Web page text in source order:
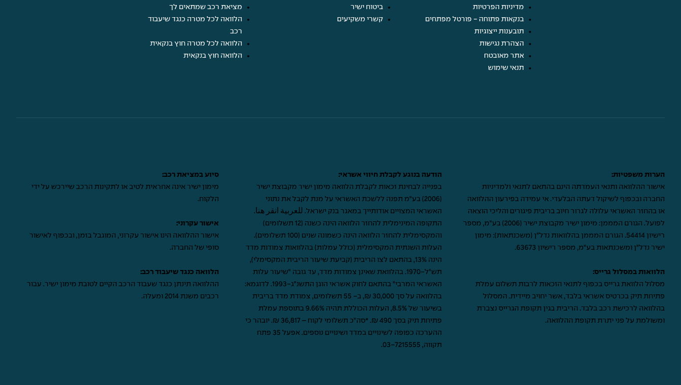
מדיניות הפרטיות
בנקאות פתוחה - פורטל מפתחים
תובענות ייצוגיות
הצהרת נגישות
אתר מאובטח
תנאי שימוש
ביטוח ישיר
קשרי משקיעים
מציאת רכב שמתאים לך
הלוואה לכל מטרה כנגד שיעבוד
רכב
הלוואה לכל מטרה חוץ בנקאית
הלוואה חוץ בנקאית
הערות משפטיות:
אישור ההלוואה ותנאי העמדתה הינם בהתאם לתנאי ולמדיניות
החברה ובכפוף לשיקול דעתה הבלעדי. אי עמידה בפירעון ההלוואה
או בהחזר האשראי עלולה לגרור חיוב בריבית פיגורים והליכי הוצאה
לפועל. הגורם המממן: מימון ישיר מקבוצת ישיר (2006) בע"מ, מספר
רישיון 54414. הגורם המממן בהלוואות נדל"ן (משכנתאות): מימון
ישיר נדל"ן ומשכנתאות בע"מ, מספר רישיון 63673.
הלוואות במסלול גרייס:
מסלול הלוואת גרייס בכפוף לתנאי הזכאות לרבות תשלום עמלת
פתיחת תיק בכרטיס אשראי בלבד, אשר יחויב מיידית. המסלול
בהלוואה לרכישת רכב בלבד. הריבית בגין תקופת הגרייס נצברת
ומשולמת על פני יתרת תקופת ההלוואה.
הודעה בנוגע לקבלת חיווי אשראי:
בפנייה לבחינת זכאות לקבלת הלוואה מימון ישיר מקבוצת ישיר
(2006) בע"מ תפנה ללשכת האשראי על מנת לקבל את נתוני
האשראי המצויים אודותייך במאגר בנק ישראל. للعربية انقر هنا .
התקופה המינימלית להחזר הלוואה הינה כשנה (12 תשלומים)
והמקסימלית להחזר הלוואה הינה כשמונה שנים (100 תשלומים).
העלות השנתית המקסימלית (כולל עמלות) בהלוואות צמודות מדד
הינה 13%, בהתאם לצו הריבית (קביעת שיעור הריבית המקסימלי),
תש"ל-1970. בהלוואת שאינן צמודות מדד, עד גובה "שיעור עלות
האשראי המרבי" בהתאם לחוק אשראי הוגן התשנ"ג-1993. לדוגמא:
בהלוואה על סך 30,000 ₪, ב- 55 תשלומים, צמודת מדד בריבית
בשיעור של 8.5%, העלות הכוללת תהיה 9.66% בתוספת עמלת
פתיחת תיק בסך 490 ₪. *סה"כ תשלומי לקוח – 36,817 ₪. יובהר כי
ההערכה כפופה לשינויים במדד ושינויים נוספים. אפעל 35 פתח
תקווה, 03-7215555
.
סיוע במציאת רכב:
מימון ישיר אינה אחראית לטיב או לתקינות הרכב שיירכש על ידי
הלקוח.
אישור עקרוני:
אישור ההלוואה הינו אישור עקרוני, המוגבל בזמן, ובכפוף לאישור
סופי של החברה.
הלוואה כנגד שיעבוד רכב:
ההלוואה תינתן כנגד שעבוד הרכב הקיים לטובת מימון ישיר. עבור
רכבים משנת 2014 ומעלה.